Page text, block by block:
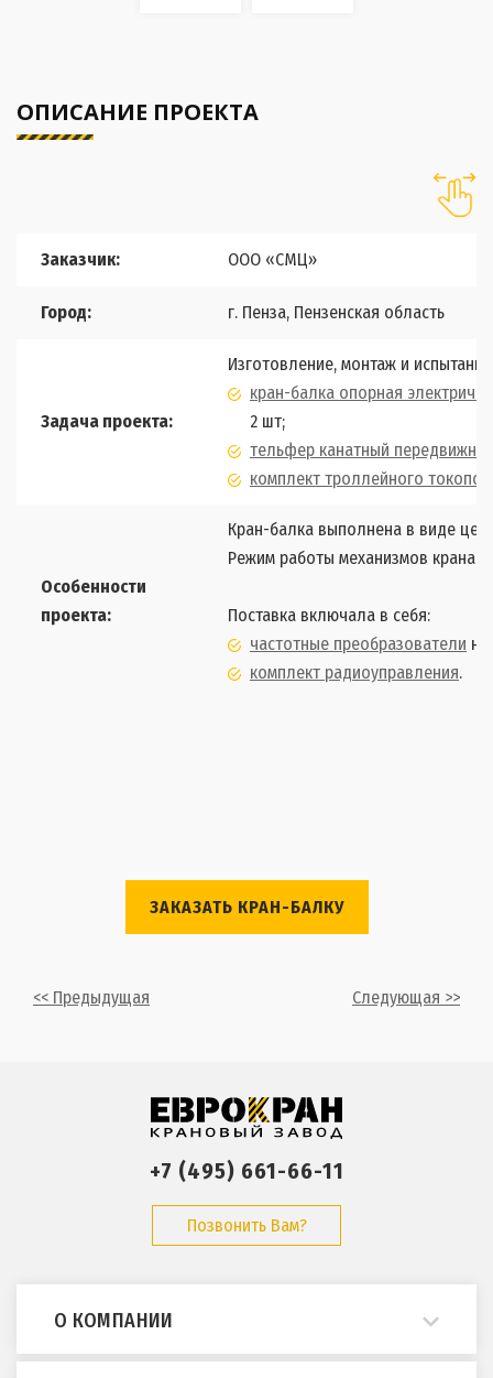
ОПИСАНИЕ ПРОЕКТА
Заказчик: ООО «СМЦ»
Город: г. Пенза, Пензенская область
Задача проекта:
Изготовление, монтаж и
кран-балка опорная
2 шт;
тельфер канатный
комплект троллейного
Особенности
проекта:
Кран-балка выполнена в виде
Режим работы механизмов крана –
Поставка включала в себя:
частотные преобразователи
комплект радиоуправления.
ЗАКАЗАТЬ КРАН-БАЛКУ
<< Предыдущая Следующая >>
+7 (495) 661-66-11
Позвонить Вам?
О КОМПАНИИ
О нас